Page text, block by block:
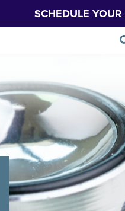
SCHEDULE YOUR